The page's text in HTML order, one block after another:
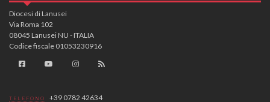
Diocesi di Lanusei
Via Roma 102
08045 Lanusei NU - ITALIA
Codice fiscale 01053230916
TELEFONO +39 0782 42634